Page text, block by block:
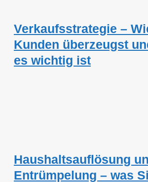
Verkaufsstrategie –
Kunden überzeugst
es wichtig ist
Haushaltsauflösung
Entrümpelung – was